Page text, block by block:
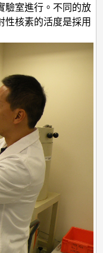
驗室進行。不同的放
性核素的活度是採用